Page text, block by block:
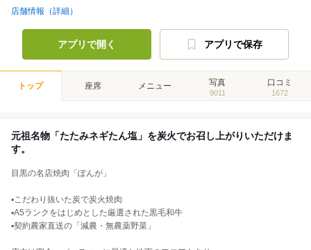
店舗情報（詳細）
アプリで開く アプリで保存
トップ 座席 メニュー 写真
9011
口コミ
1672
元祖名物「たたみネギたん塩」を炭火でお召し上がりいただけま
す。
目黒の名店焼肉「ぽんが」
▪️こだわり抜いた炭で炭火焼肉
▪️A5ランクをはじめとした厳選された黒毛和牛
▪️契約農家直送の「減農・無農薬野菜」